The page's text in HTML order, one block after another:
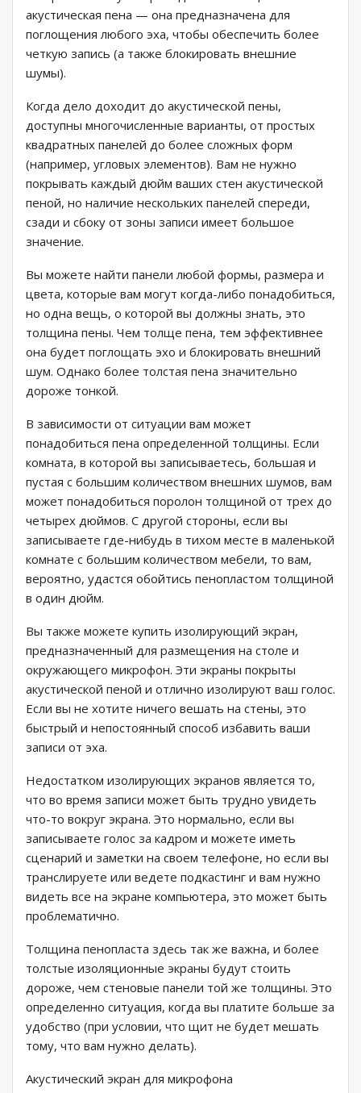
акустическая пена — она предназначена для
поглощения любого эха, чтобы обеспечить более
четкую запись (а также блокировать внешние
шумы).
Когда дело доходит до акустической пены,
доступны многочисленные варианты, от простых
квадратных панелей до более сложных форм
(например, угловых элементов). Вам не нужно
покрывать каждый дюйм ваших стен акустической
пеной, но наличие нескольких панелей спереди,
сзади и сбоку от зоны записи имеет большое
значение.
Вы можете найти панели любой формы, размера и
цвета, которые вам могут когда-либо понадобиться,
но одна вещь, о которой вы должны знать, это
толщина пены. Чем толще пена, тем эффективнее
она будет поглощать эхо и блокировать внешний
шум. Однако более толстая пена значительно
дороже тонкой.
В зависимости от ситуации вам может
понадобиться пена определенной толщины. Если
комната, в которой вы записываетесь, большая и
пустая с большим количеством внешних шумов, вам
может понадобиться поролон толщиной от трех до
четырех дюймов. С другой стороны, если вы
записываете где-нибудь в тихом месте в маленькой
комнате с большим количеством мебели, то вам,
вероятно, удастся обойтись пенопластом толщиной
в один дюйм.
Вы также можете купить изолирующий экран,
предназначенный для размещения на столе и
окружающего микрофон. Эти экраны покрыты
акустической пеной и отлично изолируют ваш голос.
Если вы не хотите ничего вешать на стены, это
быстрый и непостоянный способ избавить ваши
записи от эха.
Недостатком изолирующих экранов является то,
что во время записи может быть трудно увидеть
что-то вокруг экрана. Это нормально, если вы
записываете голос за кадром и можете иметь
сценарий и заметки на своем телефоне, но если вы
транслируете или ведете подкастинг и вам нужно
видеть все на экране компьютера, это может быть
проблематично.
Толщина пенопласта здесь так же важна, и более
толстые изоляционные экраны будут стоить
дороже, чем стеновые панели той же толщины. Это
определенно ситуация, когда вы платите больше за
удобство (при условии, что щит не будет мешать
тому, что вам нужно делать).
Акустический экран для микрофона